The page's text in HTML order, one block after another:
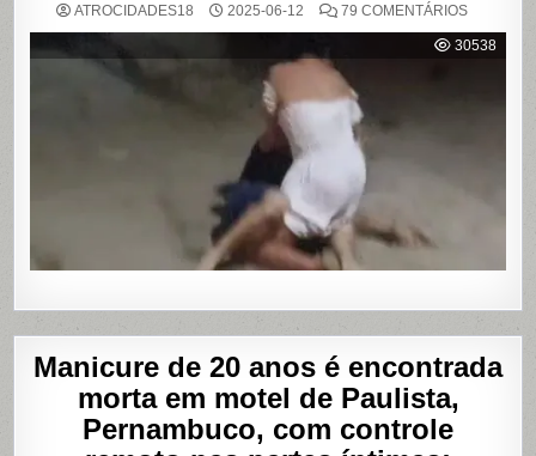
ATROCIDADES18 2025-06-12 79 COMENTÁRIOSEM
MOSTRA
HOMEM
30538
Manicure de 20 anos é encontrada
morta em motel de Paulista,
Pernambuco, com controle